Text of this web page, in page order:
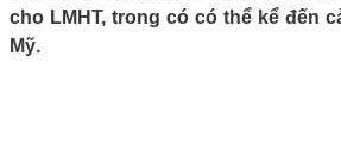
cho LMHT, trong có có thể kể đến
Mỹ.